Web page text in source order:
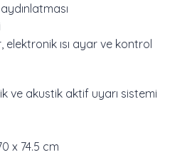
elektronik ısı ayar ve kontrol
ve akustik aktif uyarı sistemi
x 74.5 cm